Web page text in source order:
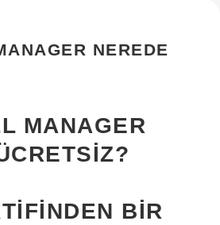
NEREDE
MANAGER
BIR